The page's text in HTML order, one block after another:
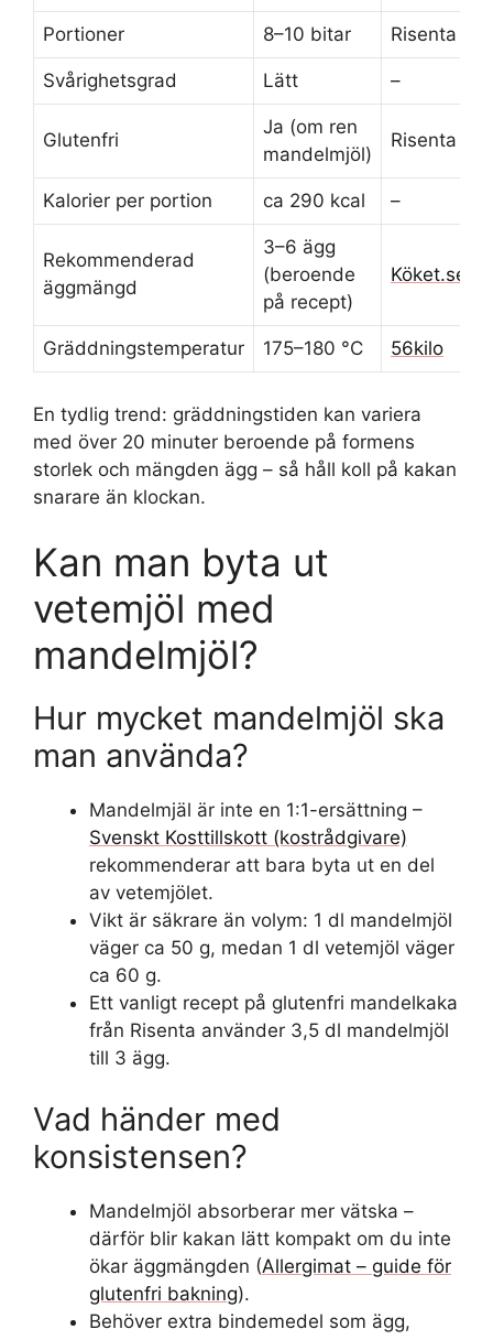
Portioner 8–10 bitar Risenta
Svårighetsgrad Lätt –
Glutenfri
Ja (om ren
mandelmjöl)
Risenta
Kalorier per portion ca 290 kcal –
Rekommenderad
äggmängd
3–6 ägg
(beroende
på recept)
Köket.se
Gräddningstemperatur 175–180 °C 56kilo
En tydlig trend: gräddningstiden kan variera
med över 20 minuter beroende på formens
storlek och mängden ägg – så håll koll på kakan
snarare än klockan.
Kan man byta ut
vetemjöl med
mandelmjöl?
Hur mycket mandelmjöl ska
man använda?
Mandelmjäl är inte en 1:1-ersättning –
Svenskt Kosttillskott (kostrådgivare)
rekommenderar att bara byta ut en del
av vetemjölet.
Vikt är säkrare än volym: 1 dl mandelmjöl
väger ca 50 g, medan 1 dl vetemjöl väger
ca 60 g.
Ett vanligt recept på glutenfri mandelkaka
från Risenta använder 3,5 dl mandelmjöl
till 3 ägg.
Vad händer med
konsistensen?
Mandelmjöl absorberar mer vätska –
därför blir kakan lätt kompakt om du inte
ökar äggmängden (Allergimat – guide för
glutenfri bakning).
Behöver extra bindemedel som ägg,